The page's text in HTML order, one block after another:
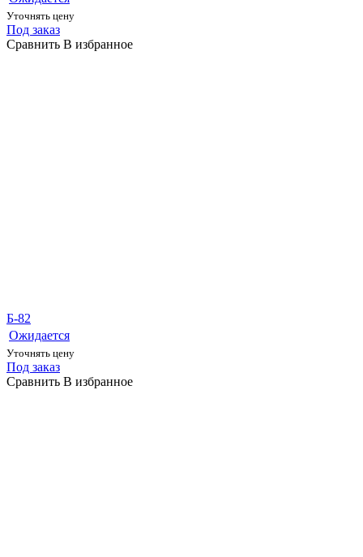
Уточнять цену
Под заказ
Сравнить В избранное
Б-82
Ожидается
Уточнять цену
Под заказ
Сравнить В избранное